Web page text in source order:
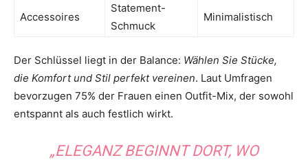
Accessoires
Statement-
Schmuck
Minimalistisch
Der Schlüssel liegt in der Balance: Wählen Sie Stücke,
die Komfort und Stil perfekt vereinen. Laut Umfragen
bevorzugen 75% der Frauen einen Outfit-Mix, der sowohl
entspannt als auch festlich wirkt.
„ELEGANZ BEGINNT DORT, WO